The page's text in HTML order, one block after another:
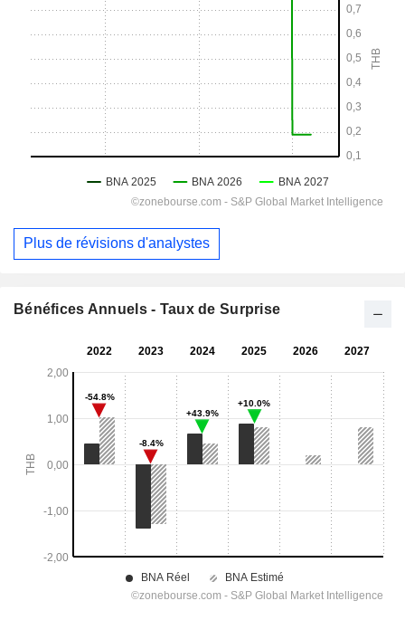
Plus de révisions d'analystes
Bénéfices Annuels - Taux de Surprise